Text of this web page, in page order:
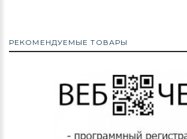
РЕКОМЕНДУЕМЫЕ ТОВАРЫ